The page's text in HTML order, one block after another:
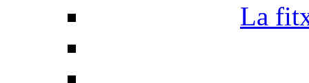
La